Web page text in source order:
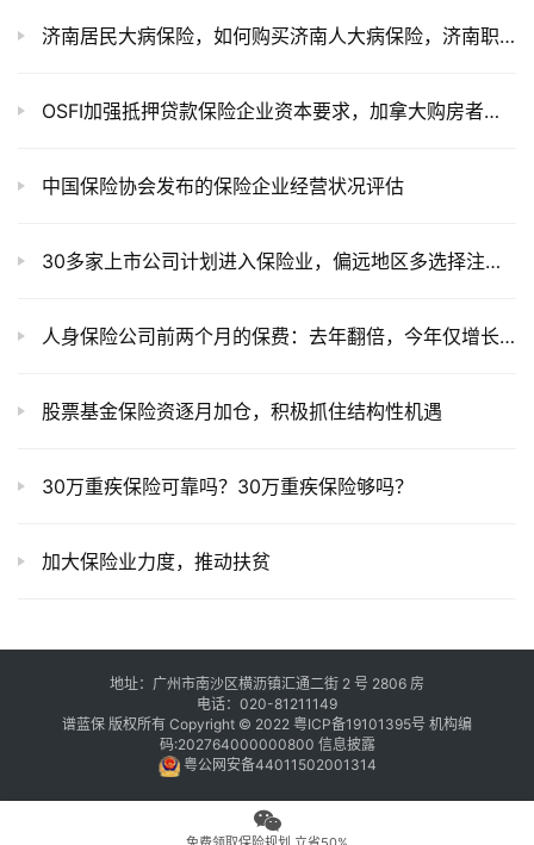
济南居民大病保险，如何购买济南人大病保险，济南职工大病保险
OSFI加强抵押贷款保险企业资本要求，加拿大购房者将承担更多的成本
中国保险协会发布的保险企业经营状况评估
30多家上市公司计划进入保险业，偏远地区多选择注册地
人身保险公司前两个月的保费：去年翻倍，今年仅增长0.46%
股票基金保险资逐月加仓，积极抓住结构性机遇
30万重疾保险可靠吗？30万重疾保险够吗？
加大保险业力度，推动扶贫
地址：广州市南沙区横沥镇汇通二街 2 号 2806 房
电话：020-81211149
谱蓝保 版权所有 Copyright © 2022 粤ICP备19101395号 机构编
码:202764000000800 信息披露
粤公网安备44011502001314